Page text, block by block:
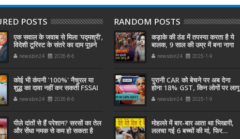
POSTS
एक सवाल के जवाब से मिला 'पद्मश्री',
विदेशी टूरिस्ट के संतरे का दाम पूछने
पर,अनपढ़ फलवाले को दिला दिया
इनाम जानिए कैसे .....?
newsbin24 2026-8-6
कोई भी कंपनी '100%' नैचुरल या
शुद्ध का दावा नहीं कर सकती FSSAI
का ये कानून समझ लीजिए
newsbin24 2026-8-6
पीले दांतों से हैं परेशान? सरसों का तेल
और सेंधा नमक से कम हो सकता है
RANDOM POSTS
कड़ाके की ठंड में तपस्या करता है ये
बालक, 9 साल की उम्र में बना नागा
संन्यासीnewsbin24 2025-1-9
पुरानी CAR को बेचने पर अब देना
होना 18% GST, किन लोगों पर लागू
होगा नया नियम, क्या होगा असर?
newsbin24 2025-1-9
मोहल्ले में बार-बार आता था भिखारी,
ललचा गई 6 बच्चों की मां, फिर...